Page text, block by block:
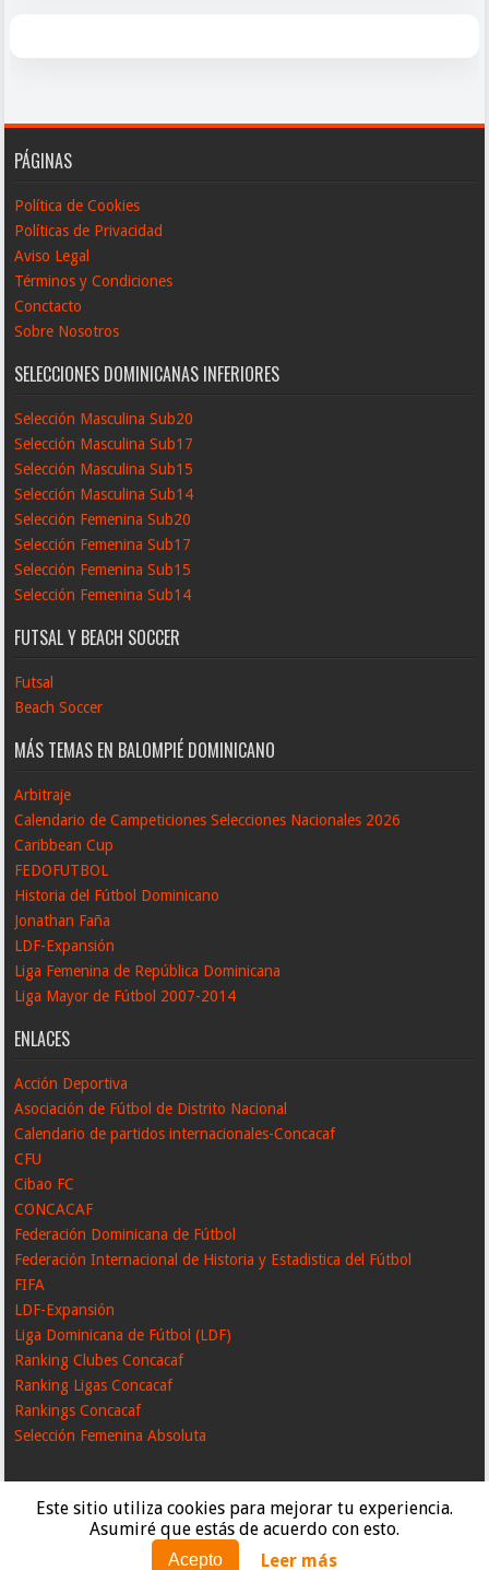
Este sitio utiliza cookies para mejorar tu experiencia.
Asumiré que estás de acuerdo con esto.
Acepto Leer más
PÁGINAS
Política de Cookies
Políticas de Privacidad
Aviso Legal
Términos y Condiciones
Conctacto
Sobre Nosotros
SELECCIONES DOMINICANAS INFERIORES
Selección Masculina Sub20
Selección Masculina Sub17
Selección Masculina Sub15
Selección Masculina Sub14
Selección Femenina Sub20
Selección Femenina Sub17
Selección Femenina Sub15
Selección Femenina Sub14
FUTSAL Y BEACH SOCCER
Futsal
Beach Soccer
MÁS TEMAS EN BALOMPIÉ DOMINICANO
Arbitraje
Calendario de Campeticiones Selecciones Nacionales 2026
Caribbean Cup
FEDOFUTBOL
Historia del Fútbol Dominicano
Jonathan Faña
LDF-Expansión
Liga Femenina de República Dominicana
Liga Mayor de Fútbol 2007-2014
ENLACES
Acción Deportiva
Asociación de Fútbol de Distrito Nacional
Calendario de partidos internacionales-Concacaf
CFU
Cibao FC
CONCACAF
Federación Dominicana de Fútbol
Federación Internacional de Historia y Estadistica del Fútbol
FIFA
LDF-Expansión
Liga Dominicana de Fútbol (LDF)
Ranking Clubes Concacaf
Ranking Ligas Concacaf
Rankings Concacaf
Selección Femenina Absoluta